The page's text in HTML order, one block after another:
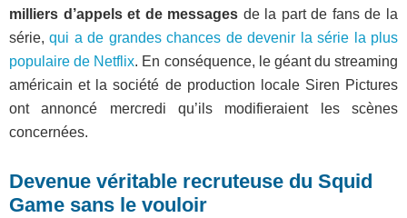
milliers d’appels et de messages de la part de fans de la
série,qui a de grandes chances de devenir la série la plus
populaire de Netflix. En conséquence, le géant du streaming
américain et la société de production locale Siren Pictures
ont annoncé mercredi qu’ils modifieraient les scènes
concernées.
Devenue véritable recruteuse du Squid
Game sans le vouloir